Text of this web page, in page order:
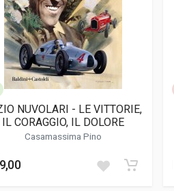
NUVOLARI - LE VITTORIE,
IL CORAGGIO, IL DOLORE
Casamassima Pino